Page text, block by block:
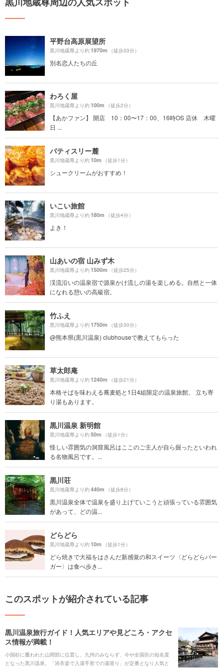
平野台高原展望所
黒川地蔵尊より約1970m （徒歩33分）
別名恋人たちの丘
わろく屋
黒川地蔵尊より約100m （徒歩2分）
【あかファン】 開店 10：00〜17：00、16時OS 店休 木曜
日 ...
パティスリー麓
黒川地蔵尊より約10m （徒歩1分）
シュークリームがおすすめ！
いこい旅館
黒川地蔵尊より約180m （徒歩4分）
よき！
山あいの宿 山みず木
黒川地蔵尊より約1500m （徒歩25分）
渓流沿いの温泉宿で源泉かけ流しの湯を楽しめる。自然と一体
になれる憩いの高級宿。
竹ふえ
黒川地蔵尊より約1750m （徒歩30分）
@熊本県(黒川温泉) clubhouseで教えてもらった
草太郎庵
黒川地蔵尊より約1240m （徒歩21分）
本格そばを味わえる蕎麦処と1日4組限定の温泉旅館。 立ち寄
り湯もあります。
黒川温泉 新明館
黒川地蔵尊より約50m （徒歩1分）
怪しい雰囲気の洞窟風呂はここのご主人が自ら掘ったといわれ
る名物風呂です。...
黒川荘
黒川地蔵尊より約440m （徒歩8分）
黒川温泉全体で温泉を盛り上げていこうと頑張っている雰囲気
があって、どの温...
どらどら
黒川地蔵尊より約10m （徒歩1分）
どら焼きで大福をはさんだ新感覚の和スイーツ〈どらどらバー
ガー〉は食べ歩き...
このスポットが紹介されている記事
黒川温泉旅行ガイド！人気エリアや見どころ・アクセ
ス情報が満載！
小国杉に覆われた山間部に位置し、九州のみならず、今や全国区の知名度
となった黒川温泉。「浴衣姿で入湯手形での湯巡り」が定番となり人気と